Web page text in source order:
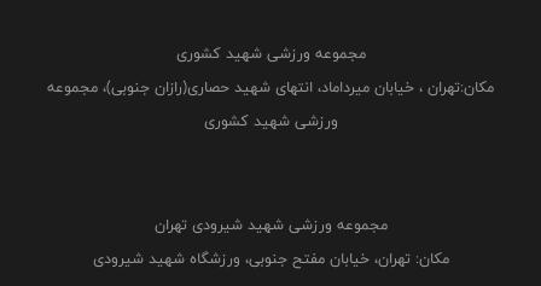
مجموعه ورزشی شهید کشوری
مکان:تهران ، خیابان میرداماد، انتهای شهید حصاری(رازان جنوبی)، مجموعه
ورزشی شهید کشوری
مجموعه ورزشی شهید شیرودی تهران
مکان: تهران، خیابان مفتح جنوبی، ورزشگاه شهید شیرودی